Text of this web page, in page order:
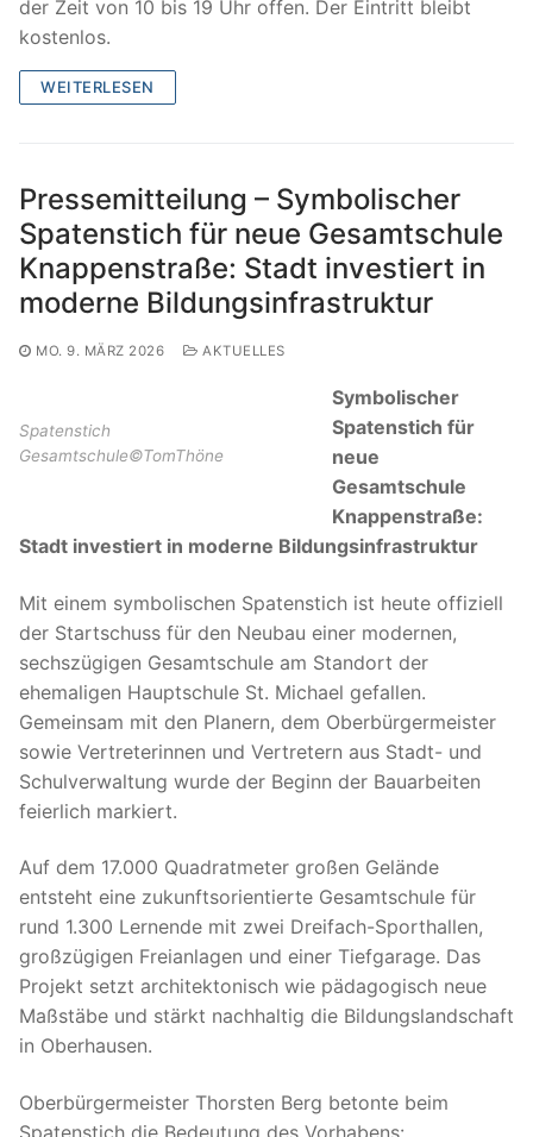
der Zeit von 10 bis 19 Uhr offen. Der Eintritt bleibt
kostenlos.
WEITERLESEN
Pressemitteilung – Symbolischer
Spatenstich für neue Gesamtschule
Knappenstraße: Stadt investiert in
moderne Bildungsinfrastruktur
MO. 9. MÄRZ 2026 AKTUELLES
Spatenstich
Gesamtschule©TomThöne
Symbolischer
Spatenstich für
neue
Gesamtschule
Knappenstraße:
Stadt investiert in moderne Bildungsinfrastruktur
Mit einem symbolischen Spatenstich ist heute offiziell
der Startschuss für den Neubau einer modernen,
sechszügigen Gesamtschule am Standort der
ehemaligen Hauptschule St. Michael gefallen.
Gemeinsam mit den Planern, dem Oberbürgermeister
sowie Vertreterinnen und Vertretern aus Stadt- und
Schulverwaltung wurde der Beginn der Bauarbeiten
feierlich markiert.
Auf dem 17.000 Quadratmeter großen Gelände
entsteht eine zukunftsorientierte Gesamtschule für
rund 1.300 Lernende mit zwei Dreifach-Sporthallen,
großzügigen Freianlagen und einer Tiefgarage. Das
Projekt setzt architektonisch wie pädagogisch neue
Maßstäbe und stärkt nachhaltig die Bildungslandschaft
in Oberhausen.
Oberbürgermeister Thorsten Berg betonte beim